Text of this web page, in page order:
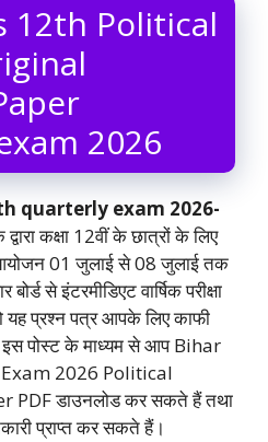
12th Political
2026
quarterly exam 2026-
द्वारा कक्षा 12वीं के छात्रों के लिए
आयोजन 01 जुलाई से 08 जुलाई तक
से इंटरमीडिएट वार्षिक परीक्षा
यह प्रश्न पत्र आपके लिए काफी
इस पोस्ट के माध्यम से आप Bihar
2026 Political
PDF डाउनलोड कर सकते हैं तथा
प्राप्त कर सकते हैं।